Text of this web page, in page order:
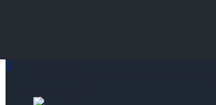
Tekrar Hoşgeldiniz!